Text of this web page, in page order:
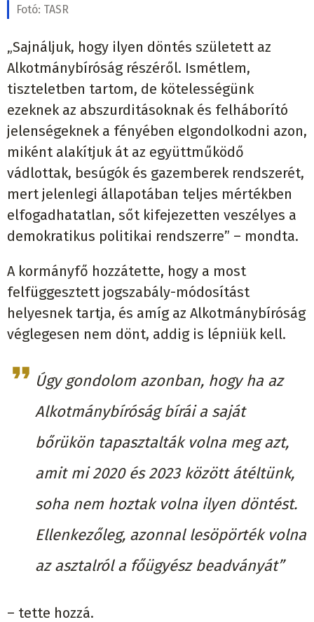
Fotó: TASR
„Sajnáljuk, hogy ilyen döntés született az
Alkotmánybíróság részéről. Ismétlem,
tiszteletben tartom, de kötelességünk
ezeknek az abszurditásoknak és felháborító
jelenségeknek a fényében elgondolkodni azon,
miként alakítjuk át az együttműködő
vádlottak, besúgók és gazemberek rendszerét,
mert jelenlegi állapotában teljes mértékben
elfogadhatatlan, sőt kifejezetten veszélyes a
demokratikus politikai rendszerre” – mondta.
A kormányfő hozzátette, hogy a most
felfüggesztett jogszabály-módosítást
helyesnek tartja, és amíg az Alkotmánybíróság
véglegesen nem dönt, addig is lépniük kell.
Úgy gondolom azonban, hogy ha az
Alkotmánybíróság bírái a saját
bőrükön tapasztalták volna meg azt,
amit mi 2020 és 2023 között átéltünk,
soha nem hoztak volna ilyen döntést.
Ellenkezőleg, azonnal lesöpörték volna
az asztalról a főügyész beadványát”
– tette hozzá.